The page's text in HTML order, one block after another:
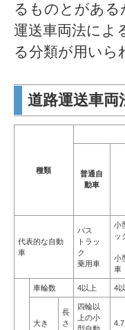
るものとがある
運送車両法によ
る分類が用いら
道路運送車両
種類
普通自
動車
代表的な自動
車
バス
トラッ
ク
乗用車
小
ッ
小
車
車輪数 4以上 4
大き
長
さ
四輪以
上の小